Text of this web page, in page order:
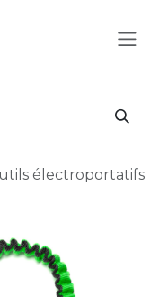
électroportatifs